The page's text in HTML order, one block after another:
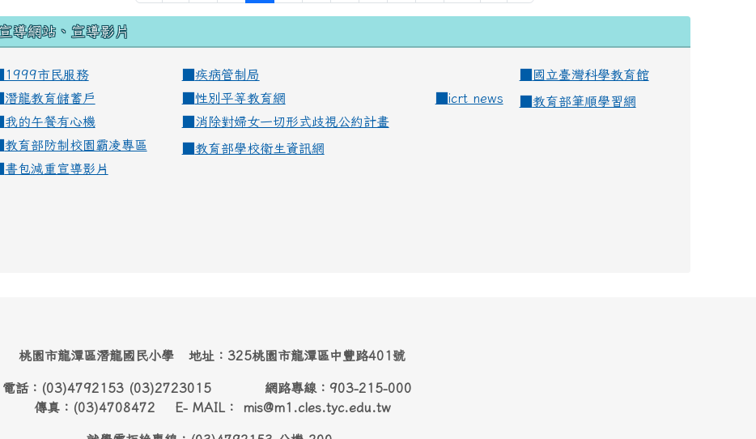
導網站、宣導影片
市民服務 疾病管制局
國立臺灣科學教育館
潛龍教育儲蓄戶 性別平等教育網 icrt news
教育部筆順學習網
我的午餐有心機
消除對婦女一切形式歧視公約計畫
教育部防制校園霸凌專區
教育部學校衛生資訊網
書包減重宣導影片
桃園市龍潭區潛龍國民小學 地址：325桃園市龍潭區中豐路401號
電話：(03)4792153 (03)2723015 網路專線：903-215-000
傳真：(03)4708472 E- MAIL： mis@m1.cles.tyc.edu.tw